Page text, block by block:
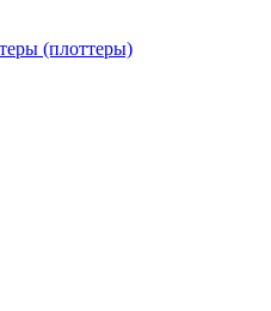
(плоттеры)